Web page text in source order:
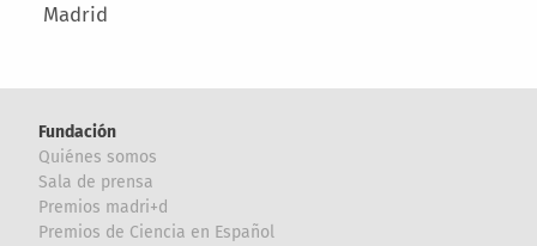
Madrid
Fundación
Quiénes somos
Sala de prensa
Premios madri+d
Premios de Ciencia en Español